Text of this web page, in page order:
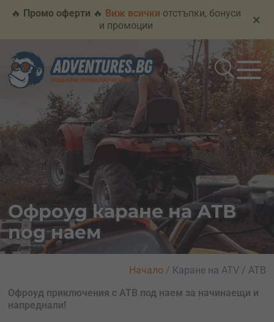
🔥 Промо оферти 🔥 Виж всички отстъпки, бонуси
и промоции
×
Офроуд каране на АТВ
под наем
Офроуд приключения с АТВ под наем за начинаещи и
напреднали!
Начало / Каране на ATV / АТВ